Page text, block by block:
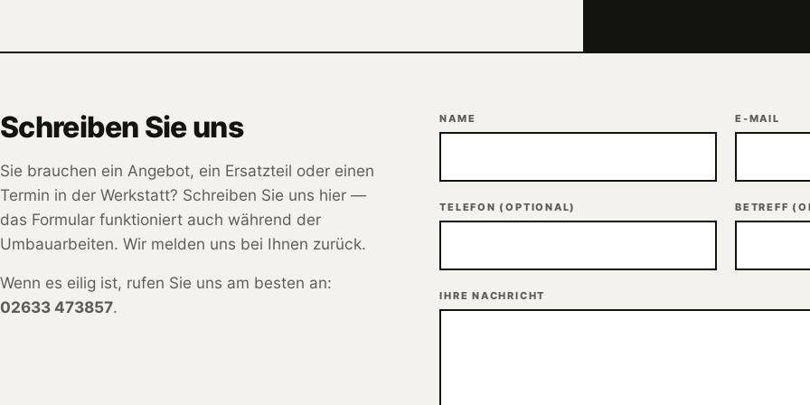
Schreiben Sie uns
Sie brauchen ein Angebot, ein Ersatzteil oder einen
Termin in der Werkstatt? Schreiben Sie uns hier —
das Formular funktioniert auch während der
Umbauarbeiten. Wir melden uns bei Ihnen zurück.
Wenn es eilig ist, rufen Sie uns am besten an:
02633 473857.
NAME E-MAIL
TELEFON (OPTIONAL) BETREFF
IHRE NACHRICHT